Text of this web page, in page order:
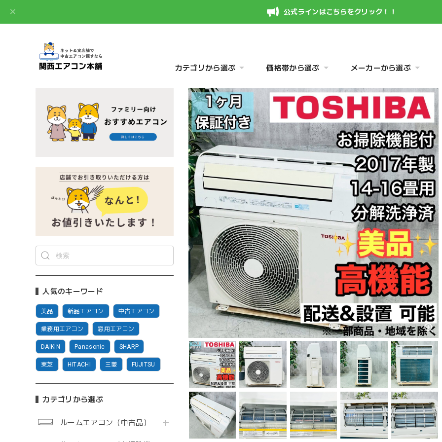
公式ラインはこちらをクリック！！
カテゴリから選ぶ 価格帯から選ぶ メーカーから選ぶ
人気のキーワード
美品 新品エアコン 中古エアコン
業務用エアコン 窓用エアコン
DAIKIN Panasonic SHARP
東芝 HITACHI 三菱 FUJITSU
カテゴリから選ぶ
ルームエアコン（中古品）